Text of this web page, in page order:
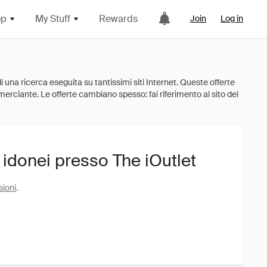
My Stuff Rewards Join Log in
presso The iOutlet
.